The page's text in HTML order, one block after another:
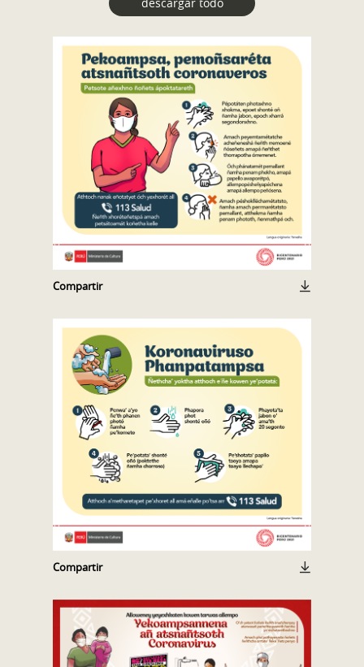
Compartir
Compartir